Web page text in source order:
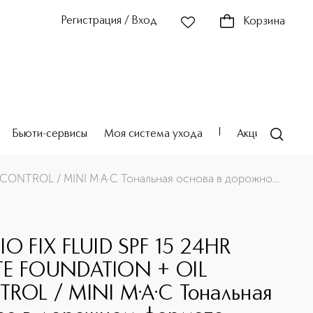
Регистрация / Вход Корзина
Бьюти-сервисы Моя система ухода Акции
STUDIO FIX ​FLUID SPF 15 24HR MATTE FOUNDATION + OIL CONTROL / MINI M·A·C Тональная основа в дорожном формате
FIX ​FLUID SPF 15 24HR
FOUNDATION + OIL
/ MINI M·A·C Тональная